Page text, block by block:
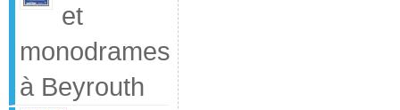
et
monodrames
à Beyrouth